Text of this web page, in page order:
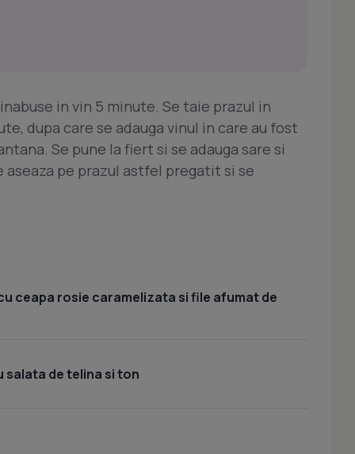
in vin 5 minute. Se taie prazul in
dupa care se adauga vinul in care au fost
Se pune la fiert si se adauga sare si
pe prazul astfel pregatit si se
ceapa rosie caramelizata si file afumat de
de telina si ton